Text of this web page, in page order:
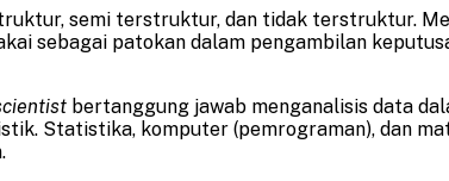
semi terstruktur, dan tidak terstruktur.
sebagai patokan dalam pengambilan
bertanggung jawab menganalisis data
Statistika, komputer (pemrograman), dan